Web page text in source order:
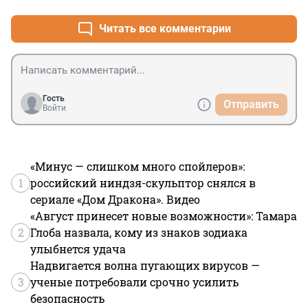
Читать все комментарии
Гость
Войти
Отправить
1
«Минус — слишком много спойлеров»:
российский ниндзя-скульптор снялся в
сериале «Дом Дракона». Видео
2
«Август принесет новые возможности»: Тамара
Глоба назвала, кому из знаков зодиака
улыбнется удача
3
Надвигается волна пугающих вирусов —
ученые потребовали срочно усилить
безопасность